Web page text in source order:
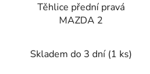
Těhlice přední pravá
MAZDA 2
Skladem do 3 dní (1 ks)